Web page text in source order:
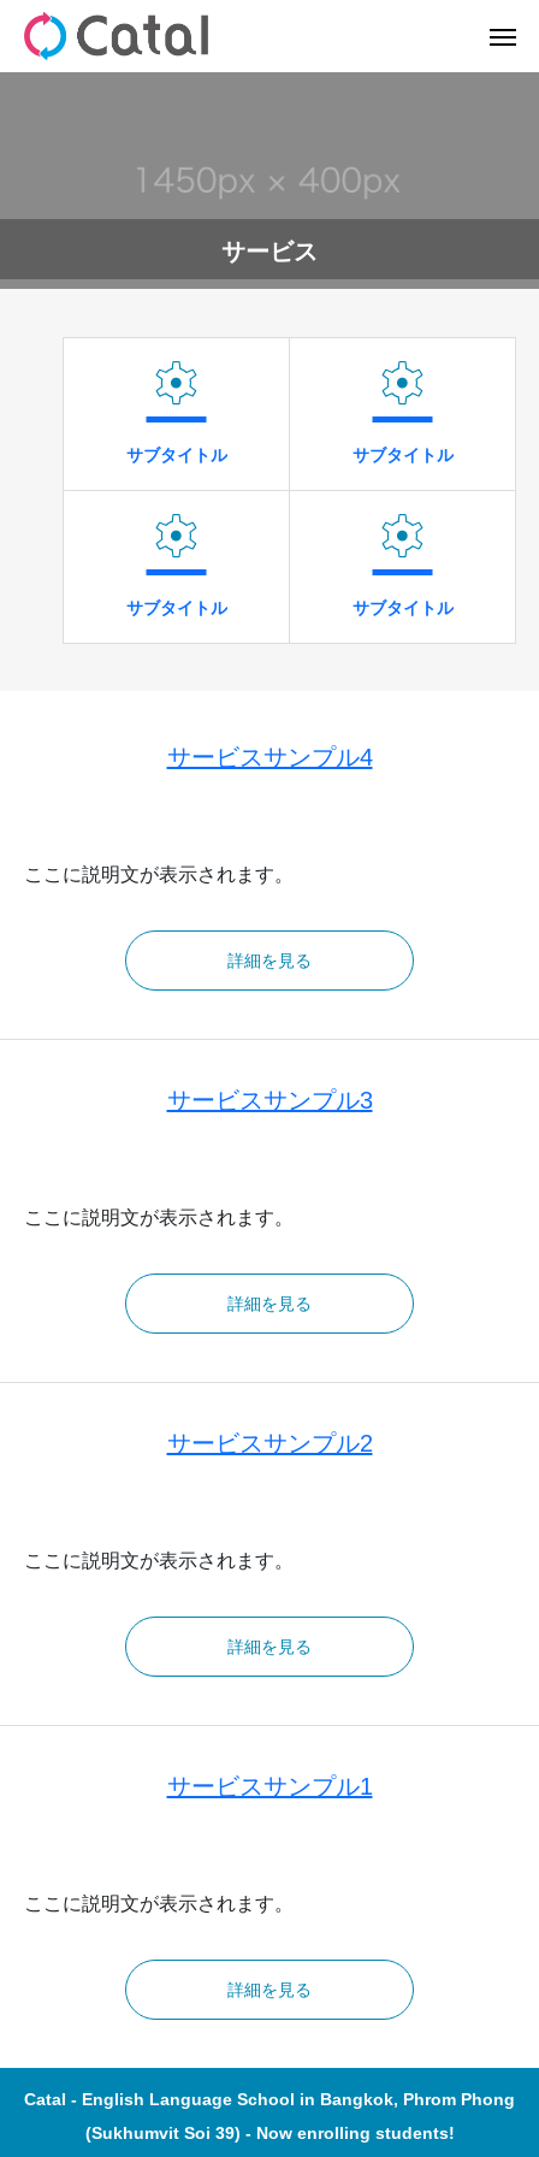
サービス

サブタイトル

サブタイトル

サブタイトル

サブタイトル
サービスサンプル4
ここに説明文が表示されます。
詳細を見る
サービスサンプル3
ここに説明文が表示されます。
詳細を見る
サービスサンプル2
ここに説明文が表示されます。
詳細を見る
サービスサンプル1
ここに説明文が表示されます。
詳細を見る
Catal - English Language School in Bangkok, Phrom Phong
(Sukhumvit Soi 39) - Now enrolling students!